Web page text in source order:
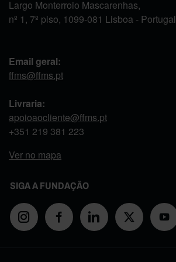
Largo Monterroio Mascarenhas,
nº 1, 7º piso, 1099-081 Lisboa - Portugal
Email geral:
ffms@ffms.pt
Livraria:
apoioaocliente@ffms.pt
+351 219 381 223
Ver no mapa
SIGA A FUNDAÇÃO